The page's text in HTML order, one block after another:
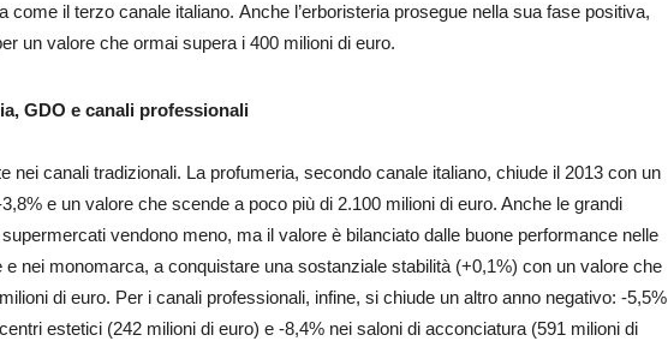
come il terzo canale italiano. Anche l’erboristeria prosegue nella sua fase positiva,
un valore che ormai supera i 400 milioni di euro.
GDO e canali professionali
nei canali tradizionali. La profumeria, secondo canale italiano, chiude il 2013 con un
e un valore che scende a poco più di 2.100 milioni di euro. Anche le grandi
vendono meno, ma il valore è bilanciato dalle buone performance nelle
nei monomarca, a conquistare una sostanziale stabilità (+0,1%) con un valore che
di euro. Per i canali professionali, infine, si chiude un altro anno negativo: -5,5%
estetici (242 milioni di euro) e -8,4% nei saloni di acconciatura (591 milioni di